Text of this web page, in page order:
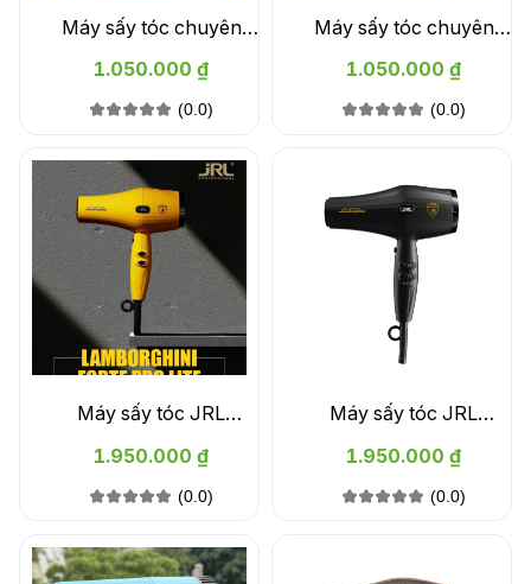
Máy sấy tóc chuyên
nghiệp Your 6811 - màu
1.050.000 ₫
(0.0)
Máy sấy tóc chuyên
nghiệp Your 6811 - màu
1.050.000 ₫
(0.0)
Máy sấy tóc JRL
Lamborghini Forte Pro Lite
2020L Dryer - màu vàng
1.950.000 ₫
(0.0)
Máy sấy tóc JRL
Lamborghini Forte Pro Lite
2020L Dryer - màu đen
1.950.000 ₫
(0.0)